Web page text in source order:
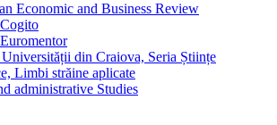
Economic and Business Review
din Craiova, Seria Științe
Limbi străine aplicate
administrative Studies